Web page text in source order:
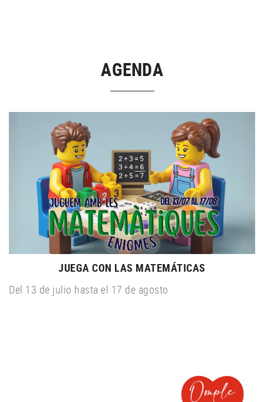
AGENDA
JUEGA CON LAS MATEMÁTICAS
Del 13 de julio hasta el 17 de agosto